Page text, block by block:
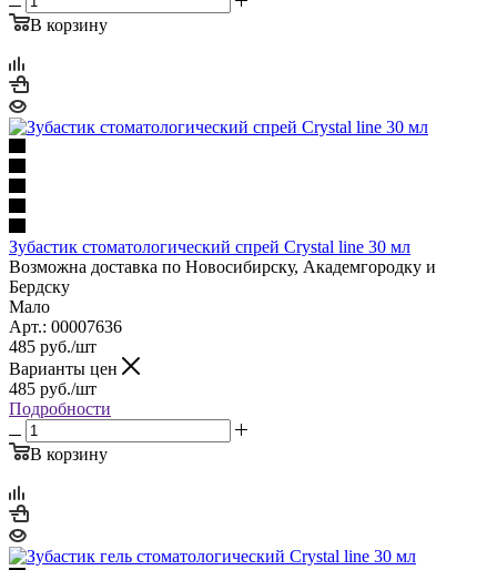
В корзину
Зубастик стоматологический спрей Crystal line 30 мл
Возможна доставка по Новосибирску, Академгородку и
Бердску
Мало
Арт.: 00007636
485 руб./шт
Варианты цен
485 руб./шт
Подробности
В корзину